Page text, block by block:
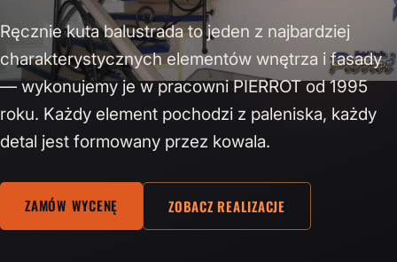
Ręcznie kuta balustrada to jeden z najbardziej
charakterystycznych elementów wnętrza i fasady
— wykonujemy je w pracowni PIERROT od 1995
roku. Każdy element pochodzi z paleniska, każdy
detal jest formowany przez kowala.
ZAMÓW WYCENĘ ZOBACZ REALIZACJE